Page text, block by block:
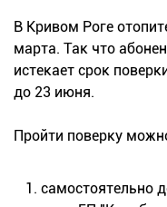
В Кривом Роге
марта. Так что
истекает срок
до 23 июня.
Пройти поверку
самостоятельно